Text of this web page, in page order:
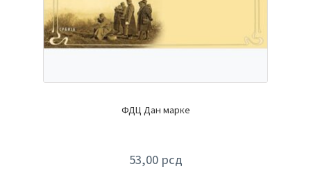
ФДЦ Дан марке
53,00 рсд